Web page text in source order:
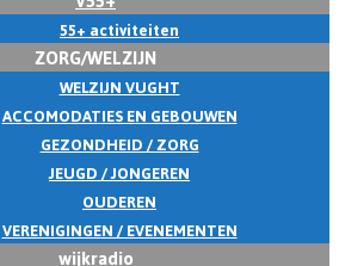
55+ activiteiten
ZORG/WELZIJN
WELZIJN VUGHT
ACCOMODATIES EN GEBOUWEN
GEZONDHEID / ZORG
JEUGD / JONGEREN
OUDEREN
VERENIGINGEN / EVENEMENTEN
wijkradio